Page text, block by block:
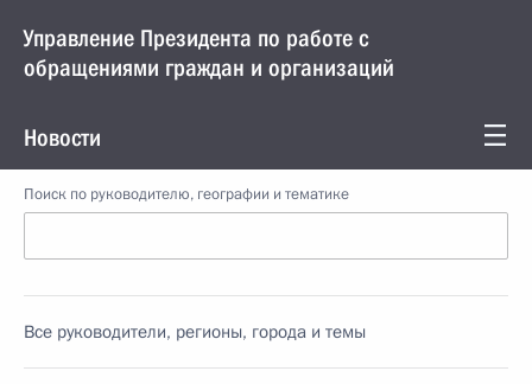
Управление Президента по работе с
обращениями граждан и организаций
Новости
Поиск по руководителю, географии и тематике
Все руководители, регионы, города и темы